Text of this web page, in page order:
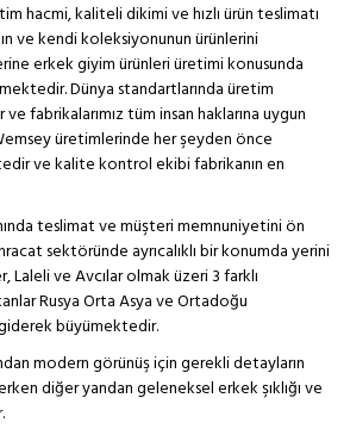
hacmi, kaliteli dikimi ve hızlı ürün teslimatı
ve kendi koleksiyonunun ürünlerini
erkek giyim ürünleri üretimi konusunda
Dünya standartlarında üretim
fabrikalarımız tüm insan haklarına uygun
üretimlerinde her şeyden önce
ve kalite kontrol ekibi fabrikanın en
teslimat ve müşteri memnuniyetini ön
sektöründe ayrıcalıklı bir konumda yerini
Laleli ve Avcılar olmak üzeri 3 farklı
Rusya Orta Asya ve Ortadoğu
büyümektedir.
modern görünüş için gerekli detayların
diğer yandan geleneksel erkek şıklığı ve